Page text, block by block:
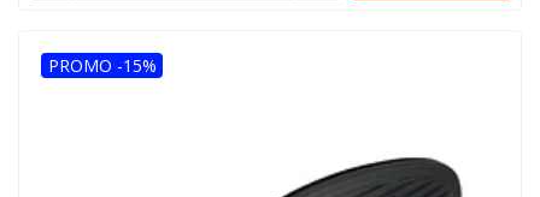
PROMO -15%